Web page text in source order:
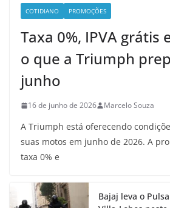
COTIDIANO PROMOÇÕES
Taxa 0%, IPVA grátis
o que a Triumph
junho
16 de junho de 2026 Marcelo Souza
A Triumph está oferecendo
suas motos em junho de 2026. A
taxa 0% e
Bajaj leva o